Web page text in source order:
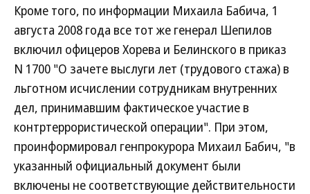
Кроме того, по информации Михаила Бабича, 1
августа 2008 года все тот же генерал Шепилов
включил офицеров Хорева и Белинского в приказ
N 1700 "О зачете выслуги лет (трудового стажа) в
льготном исчислении сотрудникам внутренних
дел, принимавшим фактическое участие в
контртеррористической операции". При этом,
проинформировал генпрокурора Михаил Бабич, "в
указанный официальный документ были
включены не соответствующие действительности